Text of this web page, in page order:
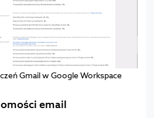
Gmail w Google Workspace
email